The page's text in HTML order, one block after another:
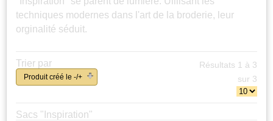
techniques modernes dans l'art de la broderie, leur
orginalité séduit.
Trier par
Produit créé le -/+
Résultats 1 à 3
sur 3
Sacs "Inspiration"